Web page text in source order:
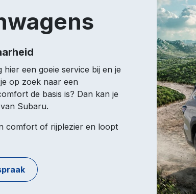
een goeie service bij en je
op zoek naar een
de basis is? Dan kan je
Subaru.
comfort of rijplezier en loopt